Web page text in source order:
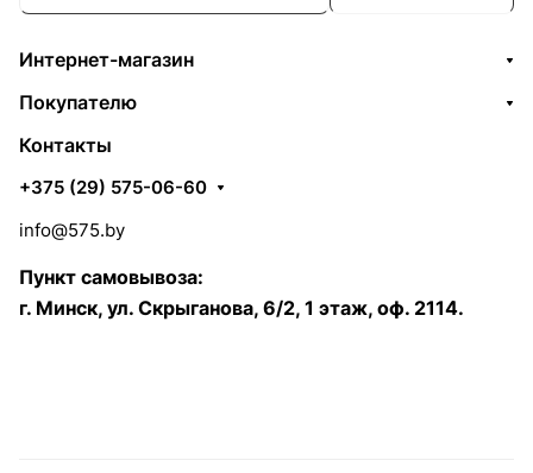
Интернет-магазин
Покупателю
Контакты
+375 (29) 575-06-60
info@575.by
Пункт самовывоза:
г. Минск, ул. Скрыганова, 6/2, 1 этаж, оф. 2114.